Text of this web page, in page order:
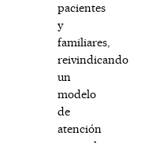
pacientes
y
familiares,
reivindicando
un
modelo
de
atención